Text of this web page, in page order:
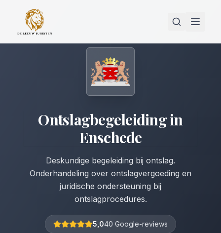
Ontslagbegeleidingin
Enschede
Deskundige begeleiding bij ontslag.
Onderhandeling over ontslagvergoeding en
juridische ondersteuning bij
ontslagprocedures.
5,040 Google-reviews